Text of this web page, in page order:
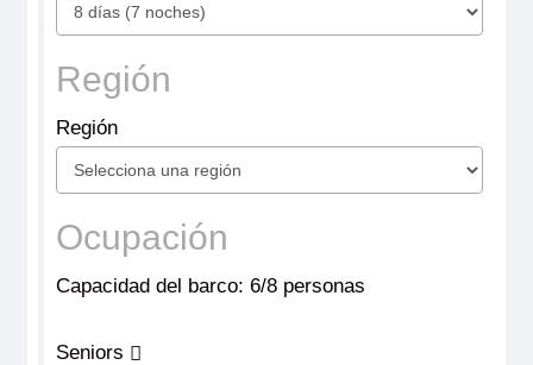
Región
Región
Ocupación
Capacidad del barco: 6/8 personas
Seniors